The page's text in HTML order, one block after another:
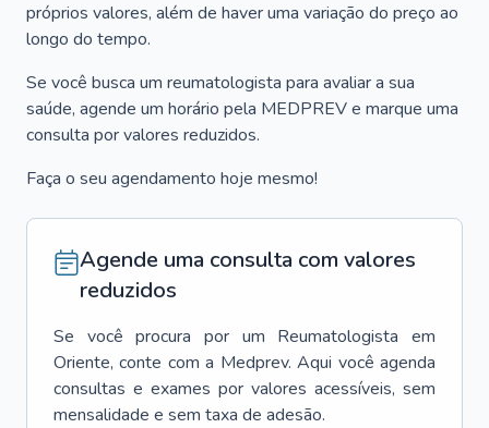
próprios valores, além de haver uma variação do preço ao
longo do tempo.
Se você busca um reumatologista para avaliar a sua
saúde, agende um horário pela MEDPREV e marque uma
consulta por valores reduzidos.
Faça o seu agendamento hoje mesmo!
Agende uma consulta com valores
reduzidos
Se você procura por um Reumatologista em
Oriente, conte com a Medprev. Aqui você agenda
consultas e exames por valores acessíveis, sem
mensalidade e sem taxa de adesão.